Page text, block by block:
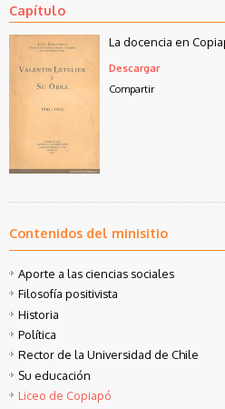
Capítulo
La docencia en
Descargar
Compartir
Contenidos del minisitio
Aporte a las ciencias sociales
Filosofía positivista
Historia
Política
Rector de la Universidad de Chile
Su educación
Liceo de Copiapó